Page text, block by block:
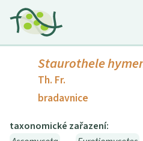
Staurothele
Th. Fr.
bradavnice
taxonomické zařazení: